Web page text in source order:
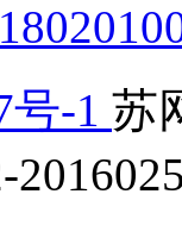
号-1 苏